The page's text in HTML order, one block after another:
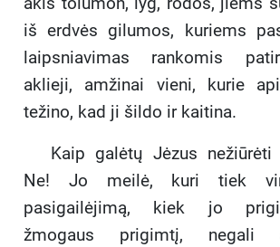
iš erdvės gilumos, kuriems
laipsniavimas rankomis
aklieji, amžinai vieni, kurie
težino, kad ji šildo ir kaitina.
Kaip galėtų Jėzus
Ne! Jo meilė, kuri tiek
pasigailėjimą, kiek jo
žmogaus prigimtį, negali